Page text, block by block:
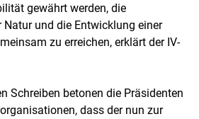
gewährt werden, die
Natur und die Entwicklung einer
zu erreichen, erklärt der IV-
Schreiben betonen die Präsidenten
dass der nun zur